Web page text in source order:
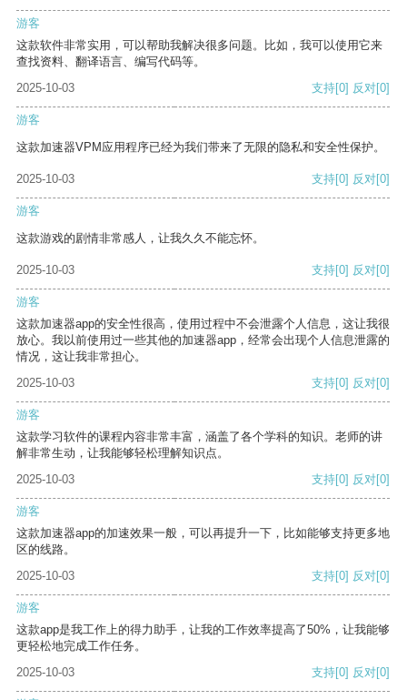
游客
这款软件非常实用，可以帮助我解决很多问题。比如，我可以使用它来
查找资料、翻译语言、编写代码等。
2025-10-03
支持[0] 反对[0]
游客
这款加速器VPM应用程序已经为我们带来了无限的隐私和安全性保护。
2025-10-03 支持[0] 反对[0]
游客
这款游戏的剧情非常感人，让我久久不能忘怀。
2025-10-03 支持[0] 反对[0]
游客
这款加速器app的安全性很高，使用过程中不会泄露个人信息，这让我很
放心。我以前使用过一些其他的加速器app，经常会出现个人信息泄露的
情况，这让我非常担心。
2025-10-03
支持[0] 反对[0]
游客
这款学习软件的课程内容非常丰富，涵盖了各个学科的知识。老师的讲
解非常生动，让我能够轻松理解知识点。
2025-10-03
支持[0] 反对[0]
游客
这款加速器app的加速效果一般，可以再提升一下，比如能够支持更多地
区的线路。
2025-10-03
支持[0] 反对[0]
游客
这款app是我工作上的得力助手，让我的工作效率提高了50%，让我能够
更轻松地完成工作任务。
2025-10-03
支持[0] 反对[0]